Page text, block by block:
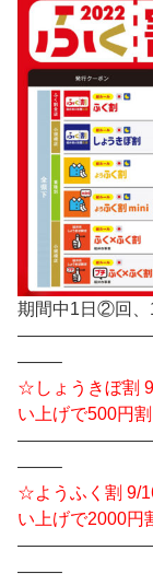
期間中1日②回、
——–
☆しょうきぼ割
い上げで500円割
——–
☆ようふく割 9/
い上げで2000円